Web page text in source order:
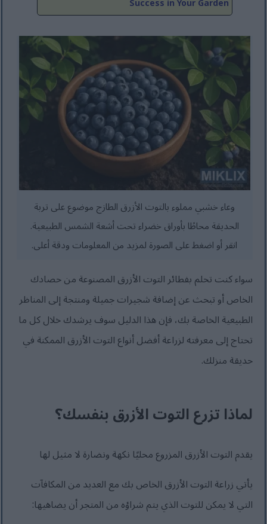
وعاء خشبي مملوء بالتوت الأزرق الطازج موضوع على تربة
الحديقة محاطًا بأوراق خضراء تحت أشعة الشمس الطبيعية.
انقر أو اضغط على الصورة لمزيد من المعلومات ودقة أعلى.
سواء كنت تحلم بفطائر التوت الأزرق المصنوعة من حصادك
الخاص أو تبحث عن إضافة شجيرات جميلة ومنتجة إلى المناظر
الطبيعية الخاصة بك، فإن هذا الدليل سوف يرشدك خلال كل ما
تحتاج إلى معرفته لزراعة أفضل أنواع التوت الأزرق الممكنة في
حديقة منزلك.
لماذا تزرع التوت الأزرق بنفسك؟
يقدم التوت الأزرق المزروع محليًا نكهة ونضارة لا مثيل لها
يأتي زراعة التوت الأزرق الخاص بك مع العديد من المكافآت
التي لا يمكن للتوت الذي يتم شراؤه من المتجر أن يضاهيها: